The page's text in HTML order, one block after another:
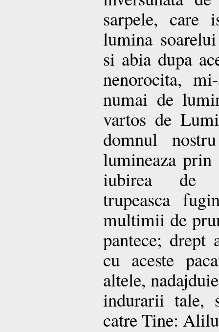
sarpele, care
lumina
si abia dupa
nenorocita,
numai de
vartos de
domnul
lumineaza
iubirea de
trupeasca
multimii de
pantece; drept
cu aceste
altele,
indurarii tale,
catre Tine: